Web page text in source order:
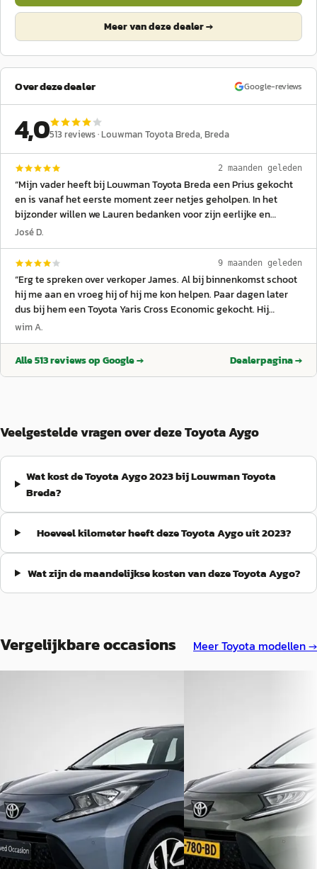
Meer van deze dealer →
Over deze dealer Google-reviews
4,0513 reviews ·Louwman Toyota Breda, Breda
2 maanden geleden
“Mijn vader heeft bij Louwman Toyota Breda een Prius gekocht
en is vanaf het eerste moment zeer netjes geholpen. In het
bijzonder willen we Lauren bedanken voor zijn eerlijke en
prettige begeleiding tijdens de aanschaf. Hij dacht goed mee,
spreken, zonder opdringerig te zijn. Na thuiskomst en na een
paar maanden waren er nog een paar kleine aandachtspunten,
maar ook dat is samen met een dealer bij ons in de buurt snel
en netjes opgelost door dit bedrijf. Wat vooral opviel is dat er
echt wordt meegedacht met de klant en dat ze hun afspraken
nakomen. Dankzij de fijne service, eerlijkheid en goede nazorg
kijkt mijn vader met een goed gevoel terug op de aankoop.
Zeker een aanrader!”
José D.
9 maanden geleden
“Erg te spreken over verkoper James. Al bij binnenkomst schoot
hij me aan en vroeg hij of hij me kon helpen. Paar dagen later
dus bij hem een Toyota Yaris Cross Economic gekocht. Hij
voldoet in alle opzichten aan wat je van een verkoper mag
denkt mee en is zeker niet opdringerig. Ook in aftersales heeft
hij deze kwaliteiten. Dit was de verkoop en ik hoop dat ik ook
wim A.
Alle513reviews op Google → Dealerpagina →
Veelgestelde vragen over deze Toyota Aygo
Wat kost de Toyota Aygo 2023 bij Louwman Toyota
Breda?
Hoeveel kilometer heeft deze Toyota Aygo uit 2023?
Wat zijn de maandelijkse kosten van deze Toyota Aygo?
Vergelijkbare occasions MeerToyota modellen →
X 1.0 VVT-i S-CVT Pulse +
v.a. € 455/mnd
Boven markt
2025 · 16.182 km · Benzine ·
Automaat
v.a. € 412/mnd
Boven markt
2022 · 2.549 km · Benzine ·
Handgeschakeld